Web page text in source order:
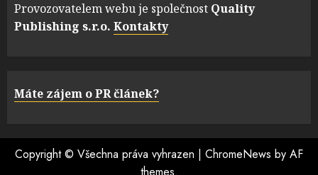
Provozovatelem webu je společnost Quality
Publishing s.r.o. Kontakty
Máte zájem o PR článek?
Copyright © Všechna práva vyhrazen | ChromeNews by AF